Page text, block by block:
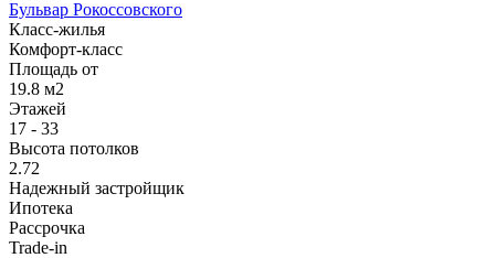
Бульвар Рокоссовского
Класс-жилья
Комфорт-класс
Площадь от
19.8 м2
Этажей
17 - 33
Высота потолков
2.72
Надежный застройщик
Ипотека
Рассрочка
Trade-in